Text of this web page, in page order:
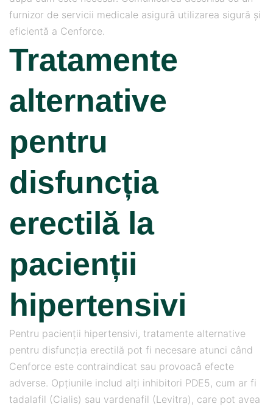
furnizor de servicii medicale asigură utilizarea sigură și
eficientă a Cenforce.
Tratamente
alternative
pentru
disfuncția
erectilă la
pacienții
hipertensivi
Pentru pacienții hipertensivi, tratamente alternative
pentru disfuncția erectilă pot fi necesare atunci când
Cenforce este contraindicat sau provoacă efecte
adverse. Opțiunile includ alți inhibitori PDE5, cum ar fi
tadalafil (Cialis) sau vardenafil (Levitra), care pot avea